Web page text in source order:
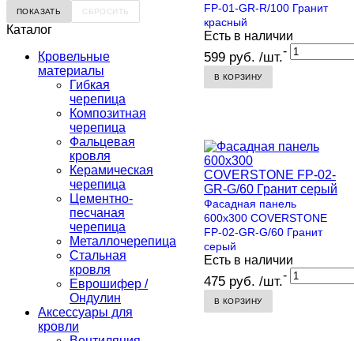
Каталог
Кровельные
материалы
Гибкая
черепица
Композитная
черепица
Фальцевая
кровля
Керамическая
черепица
Цементно-
песчаная
черепица
Металлочерепица
Стальная
кровля
Еврошифер /
Ондулин
Аксессуары для
кровли
FP-01-GR-R/100 Гранит
красный
Есть в наличии
599 руб. /шт.-
В КОРЗИНУ
Фасадная панель
600х300 COVERSTONE
FP-02-GR-G/60 Гранит
серый
Есть в наличии
475 руб. /шт.-
В КОРЗИНУ